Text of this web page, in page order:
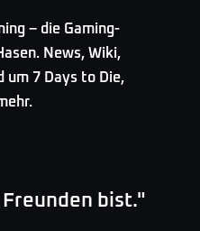
– die Gaming-
News, Wiki,
um 7 Days to Die,
bist."